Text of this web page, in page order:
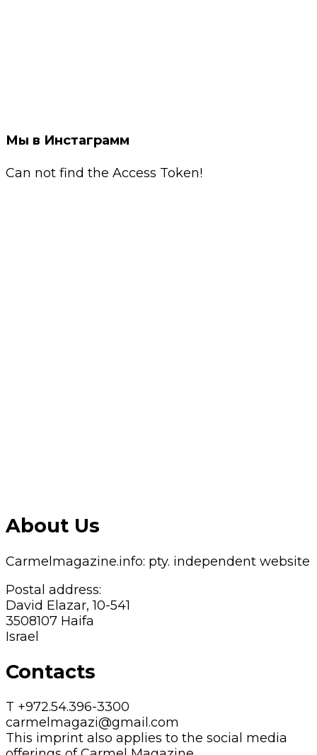
Мы в Инстаграмм
Can not find the Access Token!
About Us
Carmelmagazine.info: pty. independent website
Postal address:
David Elazar, 10-541
3508107 Haifa
Israel
Contacts
T +972.54.396-3300
carmelmagazi@gmail.com
This imprint also applies to the social media